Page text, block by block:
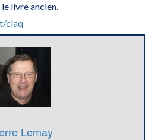
livre ancien.
claq
Lemay